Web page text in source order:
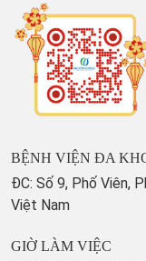
BỆNH VIỆN ĐA
ĐC: Số 9, Phố Viên,
Việt Nam
GIỜ LÀM VIỆC